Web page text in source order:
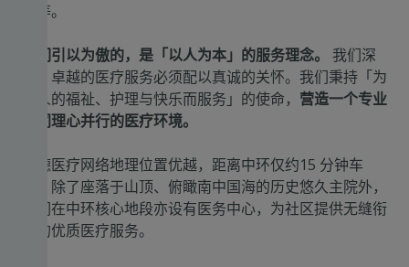
查等。
我们引以为傲的，是「以人为本」的服务理念。
我们深
信，卓越的医疗服务必须配以真诚的关怀。我们秉持「为
病人的福祉、护理与快乐而服务」的使命， 营造一个专业
与同理心并行的医疗环境。
明德医疗网络地理位置优越，距离中环仅约15 分钟车
程。除了座落于山顶、俯瞰南中国海的历史悠久主院外，
我们在中环核心地段亦设有医务中心，为社区提供无缝衔
接的优质医疗服务。